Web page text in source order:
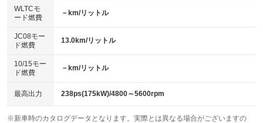
センターデフロック
：装備なし
電動格納ミラー
：装備あり
エアロ
：装備なし
ローダウン
：装備なし
ベンチシート
：装備なし
チップアップシート
：装備なし オットマン
：装備なし
電動格納サードシート
：装備なし シートヒーター
：装備あり
WLTCモ
ード燃費
－km/リットル
JC08モー
ド燃費
13.0km/リットル
10/15モー
ド燃費
－km/リットル
最高出力 238ps(175kW)/4800～5600rpm
※新車時のカタログデータとなります。実際とは異なる場合がございますの